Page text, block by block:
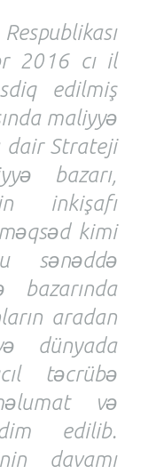
2016 cı il
edilmiş
maliyyə
dair Strateji
bazarı,
inkişafı
kimi
sənəddə
bazarında
aradan
dünyada
təcrübə
və
edilib.
davamı